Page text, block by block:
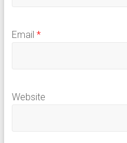
Email *
Website